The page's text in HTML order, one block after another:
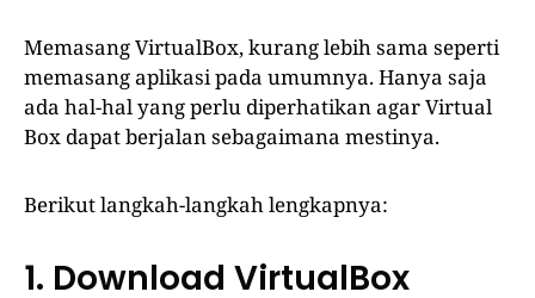
Memasang VirtualBox, kurang lebih sama seperti
memasang aplikasi pada umumnya. Hanya saja
ada hal-hal yang perlu diperhatikan agar Virtual
Box dapat berjalan sebagaimana mestinya.
Berikut langkah-langkah lengkapnya:
1. Download VirtualBox